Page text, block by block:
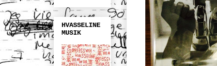
HVASSELINE
MUSIK